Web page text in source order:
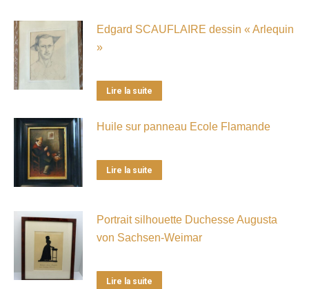
Edgard SCAUFLAIRE dessin « Arlequin
»
Lire la suite
Huile sur panneau Ecole Flamande
Lire la suite
Portrait silhouette Duchesse Augusta
von Sachsen-Weimar
Lire la suite